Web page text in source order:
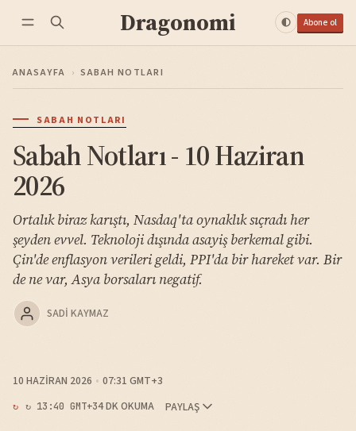
Dragonomi Abone ol
ANASAYFA › SABAH NOTLARI
SABAH NOTLARI
Sabah Notları - 10 Haziran
2026
Ortalık biraz karıştı, Nasdaq'ta oynaklık sıçradı her
şeyden evvel. Teknoloji dışında asayiş berkemal gibi.
Çin'de enflasyon verileri geldi, PPI'da bir hareket var. Bir
de ne var, Asya borsaları negatif.
SADI KAYMAZ
10 HAZIRAN 2026 07:31 GMT+3
↻ 13:40 GMT+34 DK OKUMA PAYLAŞ